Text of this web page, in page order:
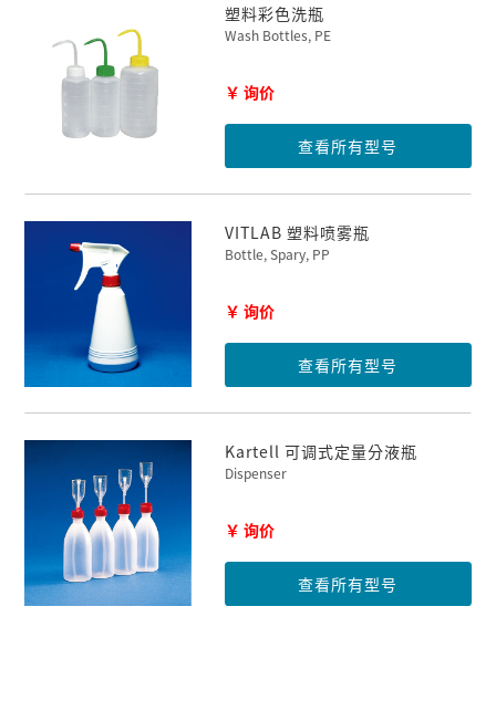
塑料彩色洗瓶
Wash Bottles, PE
￥ 询价
查看所有型号
VITLAB 塑料喷雾瓶
Bottle, Spary, PP
￥ 询价
查看所有型号
Kartell 可调式定量分液瓶
Dispenser
￥ 询价
查看所有型号